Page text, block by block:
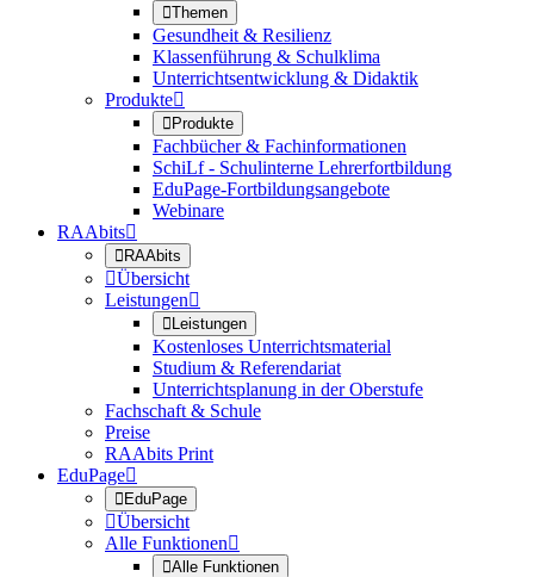
Themen
Gesundheit & Resilienz
Klassenführung & Schulklima
Unterrichtsentwicklung & Didaktik
Produkte
Produkte
Fachbücher & Fachinformationen
SchiLf - Schulinterne Lehrerfortbildung
EduPage-Fortbildungsangebote
Webinare
RAAbits
RAAbits
Übersicht
Leistungen
Leistungen
Kostenloses Unterrichtsmaterial
Studium & Referendariat
Unterrichtsplanung in der Oberstufe
Fachschaft & Schule
Preise
RAAbits Print
EduPage
EduPage
Übersicht
Alle Funktionen
Alle Funktionen